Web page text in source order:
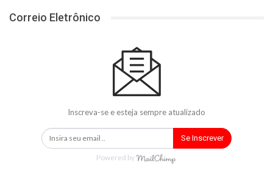
Correio Eletrônico
Inscreva-se e esteja sempre atualizado
Se Inscrever
Powered by